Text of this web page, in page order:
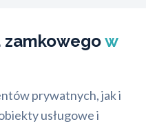
zamkowegow
prywatnych, jak i
usługowe i